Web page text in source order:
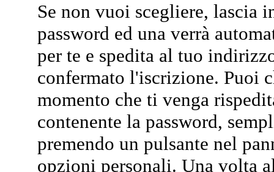
Se non vuoi scegliere, lascia
password ed una verrà
per te e spedita al tuo
confermato l'iscrizione. Puoi
momento che ti venga
contenente la password,
premendo un pulsante nel
opzioni personali. Una volta